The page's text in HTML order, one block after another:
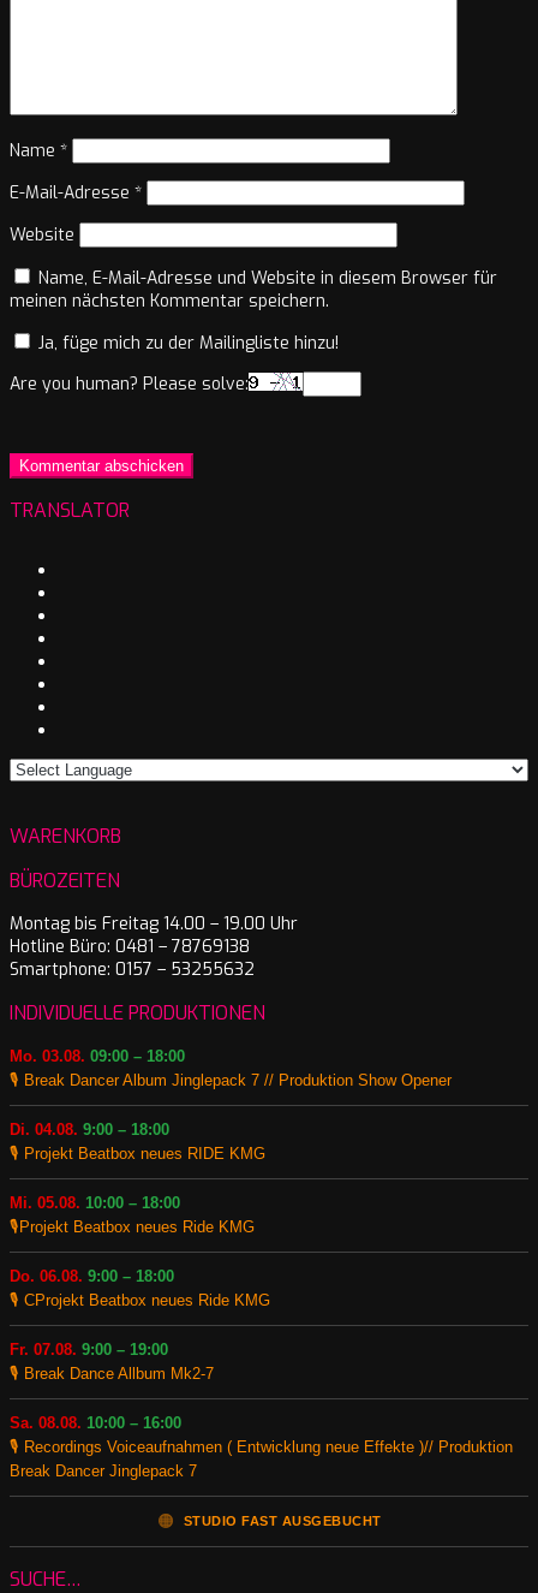
Name *
E-Mail-Adresse *
Website
Name, E-Mail-Adresse und Website in diesem Browser für
meinen nächsten Kommentar speichern.
Ja, füge mich zu der Mailingliste hinzu!
Are you human? Please solve:
TRANSLATOR
WARENKORB
BÜROZEITEN
Montag bis Freitag 14.00 – 19.00 Uhr
Hotline Büro: 0481 – 78769138
Smartphone: 0157 – 53255632
INDIVIDUELLE PRODUKTIONEN
Mo. 03.08. 09:00 – 18:00
🎙️ Break Dancer Album Jinglepack 7 // Produktion Show Opener
Di. 04.08. 9:00 – 18:00
🎙️ Projekt Beatbox neues RIDE KMG
Mi. 05.08. 10:00 – 18:00
🎙️Projekt Beatbox neues Ride KMG
Do. 06.08. 9:00 – 18:00
🎙️ CProjekt Beatbox neues Ride KMG
Fr. 07.08. 9:00 – 19:00
🎙️ Break Dance Allbum Mk2-7
Sa. 08.08. 10:00 – 16:00
🎙️ Recordings Voiceaufnahmen ( Entwicklung neue Effekte )// Produktion
Break Dancer Jinglepack 7
🟠 STUDIO FAST AUSGEBUCHT
SUCHE…